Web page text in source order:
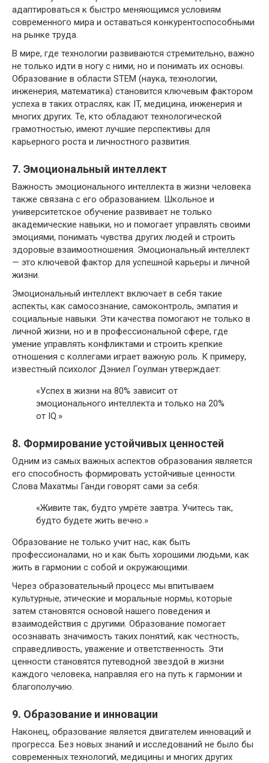
адаптироваться к быстро меняющимся условиям
современного мира и оставаться конкурентоспособными
на рынке труда.
В мире, где технологии развиваются стремительно, важно
не только идти в ногу с ними, но и понимать их основы.
Образование в области STEM (наука, технологии,
инженерия, математика) становится ключевым фактором
успеха в таких отраслях, как IT, медицина, инженерия и
многих других. Те, кто обладают технологической
грамотностью, имеют лучшие перспективы для
карьерного роста и личностного развития.
7. Эмоциональный интеллект
Важность эмоционального интеллекта в жизни человека
также связана с его образованием. Школьное и
университетское обучение развивает не только
академические навыки, но и помогает управлять своими
эмоциями, понимать чувства других людей и строить
здоровые взаимоотношения. Эмоциональный интеллект
— это ключевой фактор для успешной карьеры и личной
жизни.
Эмоциональный интеллект включает в себя такие
аспекты, как самосознание, самоконтроль, эмпатия и
социальные навыки. Эти качества помогают не только в
личной жизни, но и в профессиональной сфере, где
умение управлять конфликтами и строить крепкие
отношения с коллегами играет важную роль. К примеру,
известный психолог Дэниел Гоулман утверждает:
«Успех в жизни на 80% зависит от
эмоционального интеллекта и только на 20%
от IQ.»
8. Формирование устойчивых ценностей
Одним из самых важных аспектов образования является
его способность формировать устойчивые ценности.
Слова Махатмы Ганди говорят сами за себя:
«Живите так, будто умрёте завтра. Учитесь так,
будто будете жить вечно.»
Образование не только учит нас, как быть
профессионалами, но и как быть хорошими людьми, как
жить в гармонии с собой и окружающими.
Через образовательный процесс мы впитываем
культурные, этические и моральные нормы, которые
затем становятся основой нашего поведения и
взаимодействия с другими. Образование помогает
осознавать значимость таких понятий, как честность,
справедливость, уважение и ответственность. Эти
ценности становятся путеводной звездой в жизни
каждого человека, направляя его на путь к гармонии и
благополучию.
9. Образование и инновации
Наконец, образование является двигателем инноваций и
прогресса. Без новых знаний и исследований не было бы
современных технологий, медицины и многих других